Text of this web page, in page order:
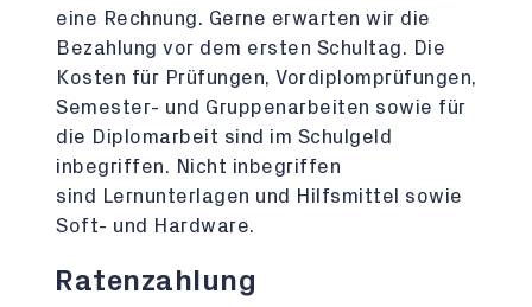
eine Rechnung. Gerne erwarten wir die
Bezahlung vor dem ersten Schultag. Die
Kosten für Prüfungen, Vordiplomprüfungen,
Semester- und Gruppenarbeiten sowie für
die Diplomarbeit sind im Schulgeld
inbegriffen. Nicht inbegriffen
sind Lernunterlagen und Hilfsmittel sowie
Soft- und Hardware.
Ratenzahlung